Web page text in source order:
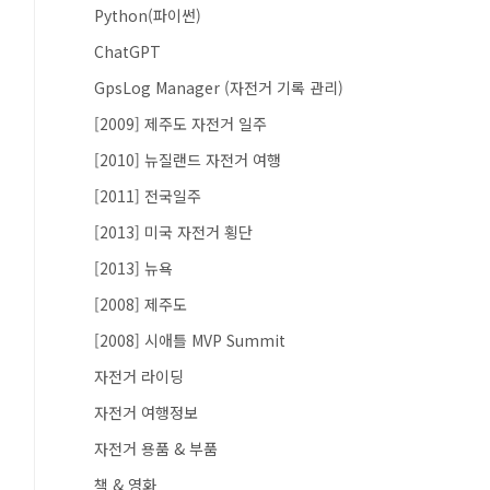
Python(파이썬)
ChatGPT
GpsLog Manager (자전거 기록 관리)
[2009] 제주도 자전거 일주
[2010] 뉴질랜드 자전거 여행
[2011] 전국일주
[2013] 미국 자전거 횡단
[2013] 뉴욕
[2008] 제주도
[2008] 시애틀 MVP Summit
자전거 라이딩
자전거 여행정보
자전거 용품 & 부품
책 & 영화